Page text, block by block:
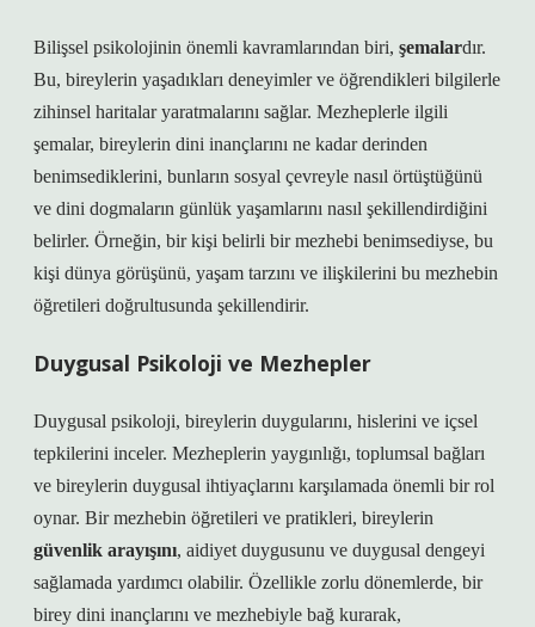
Bilişsel psikolojinin önemli kavramlarından biri, şemalardır.
Bu, bireylerin yaşadıkları deneyimler ve öğrendikleri bilgilerle
zihinsel haritalar yaratmalarını sağlar. Mezheplerle ilgili
şemalar, bireylerin dini inançlarını ne kadar derinden
benimsediklerini, bunların sosyal çevreyle nasıl örtüştüğünü
ve dini dogmaların günlük yaşamlarını nasıl şekillendirdiğini
belirler. Örneğin, bir kişi belirli bir mezhebi benimsediyse, bu
kişi dünya görüşünü, yaşam tarzını ve ilişkilerini bu mezhebin
öğretileri doğrultusunda şekillendirir.
Duygusal Psikoloji ve Mezhepler
Duygusal psikoloji, bireylerin duygularını, hislerini ve içsel
tepkilerini inceler. Mezheplerin yaygınlığı, toplumsal bağları
ve bireylerin duygusal ihtiyaçlarını karşılamada önemli bir rol
oynar. Bir mezhebin öğretileri ve pratikleri, bireylerin
güvenlik arayışını, aidiyet duygusunu ve duygusal dengeyi
sağlamada yardımcı olabilir. Özellikle zorlu dönemlerde, bir
birey dini inançlarını ve mezhebiyle bağ kurarak,